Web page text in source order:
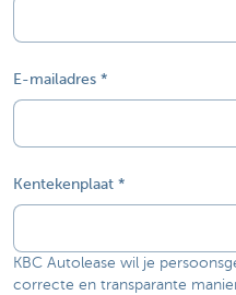
E-mailadres
Kentekenplaat
KBC Autolease wil je
correcte en transparante